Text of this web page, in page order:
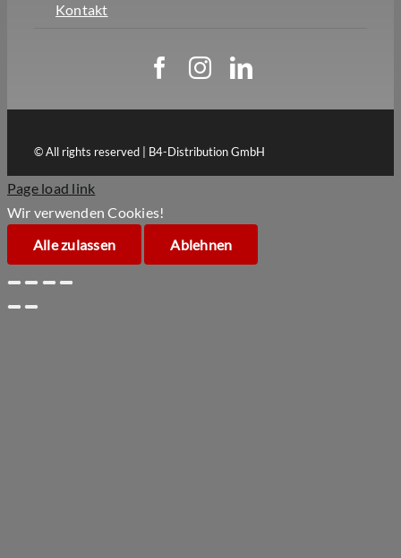
Kontakt
© All rights reserved | B4-Distribution GmbH
Page load link
Wir verwenden Cookies!
Alle zulassen
Ablehnen